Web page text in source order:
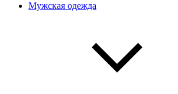
Мужская одежда